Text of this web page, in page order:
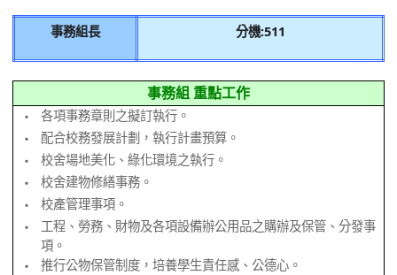
事務組長 分機:511
事務組 重點工作
‧
各項事務章則之擬訂執行。
‧ 配合校務發展計劃，執行計畫預算。
‧ 校舍場地美化、綠化環境之執行。
‧ 校舍建物修繕事務。
‧ 校產管理事項。
‧
工程、勞務、財物及各項設備辦公用品之購辦及保管、分發事
項。
‧ 推行公物保管制度，培養學生責任感、公德心。